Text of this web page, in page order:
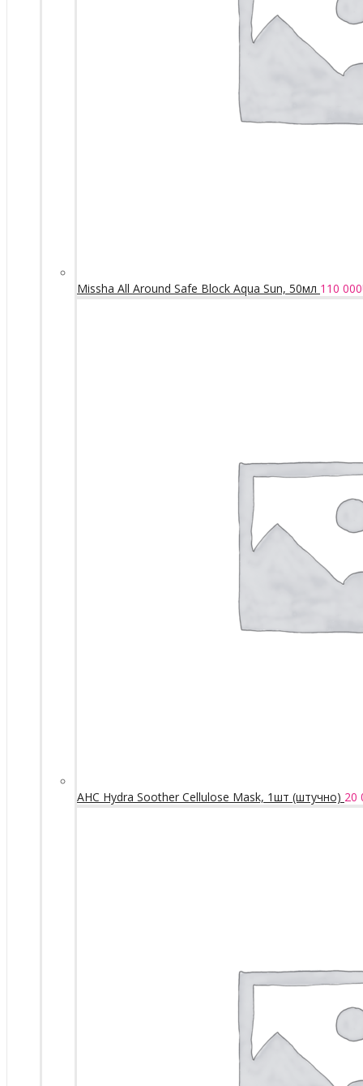
Missha All Around Safe Block Aqua Sun, 50мл 110 000
AHC Hydra Soother Cellulose Mask, 1шт (штучно) 20